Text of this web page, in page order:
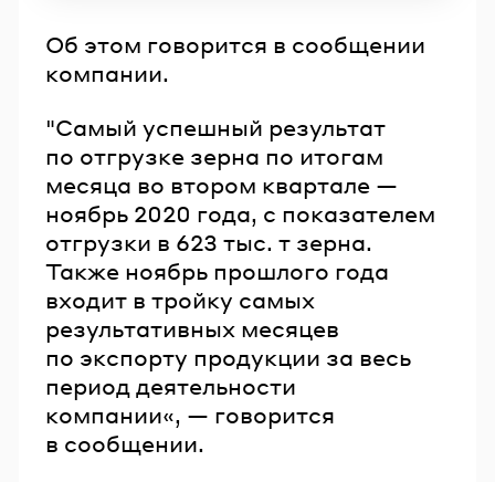
Об этом говорится в сообщении
компании.
"Самый успешный результат
по отгрузке зерна по итогам
месяца во втором квартале —
ноябрь 2020 года, с показателем
отгрузки в 623 тыс. т зерна.
Также ноябрь прошлого года
входит в тройку самых
результативных месяцев
по экспорту продукции за весь
период деятельности
компании«, — говорится
в сообщении.